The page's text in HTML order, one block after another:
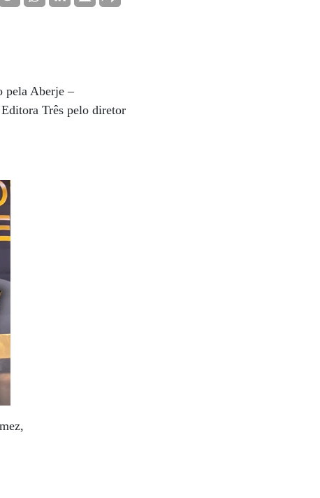
pela Aberje –
Três pelo diretor